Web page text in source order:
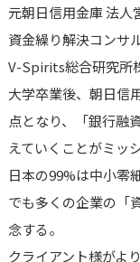
元朝日信用金庫 法人
資金繰り解決コンサ
V-Spirits総合研究所
大学卒業後、朝日信
点となり、「銀行融
えていくことがミッ
日本の99%は中小零
でも多くの企業の「
念する。
クライアント様がよ